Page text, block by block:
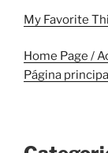
My Favorite
Home Page /
Página principal